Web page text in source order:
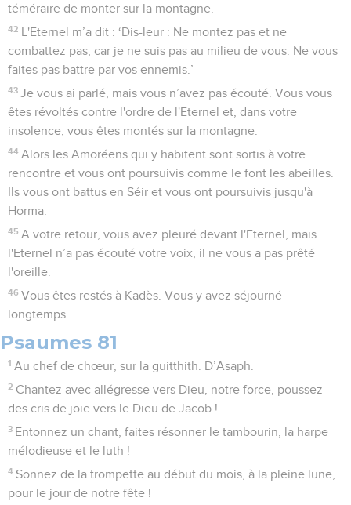
téméraire de monter sur la montagne.
42 L'Eternel m’a dit : ‘Dis-leur : Ne montez pas et ne
combattez pas, car je ne suis pas au milieu de vous. Ne vous
faites pas battre par vos ennemis.’
43 Je vous ai parlé, mais vous n’avez pas écouté. Vous vous
êtes révoltés contre l'ordre de l'Eternel et, dans votre
insolence, vous êtes montés sur la montagne.
44 Alors les Amoréens qui y habitent sont sortis à votre
rencontre et vous ont poursuivis comme le font les abeilles.
Ils vous ont battus en Séir et vous ont poursuivis jusqu'à
Horma.
45 A votre retour, vous avez pleuré devant l'Eternel, mais
l'Eternel n’a pas écouté votre voix, il ne vous a pas prêté
l'oreille.
46 Vous êtes restés à Kadès. Vous y avez séjourné
longtemps.
Psaumes 81
1 Au chef de chœur, sur la guitthith. D’Asaph.
2 Chantez avec allégresse vers Dieu, notre force, poussez
des cris de joie vers le Dieu de Jacob !
3 Entonnez un chant, faites résonner le tambourin, la harpe
mélodieuse et le luth !
4 Sonnez de la trompette au début du mois, à la pleine lune,
pour le jour de notre fête !